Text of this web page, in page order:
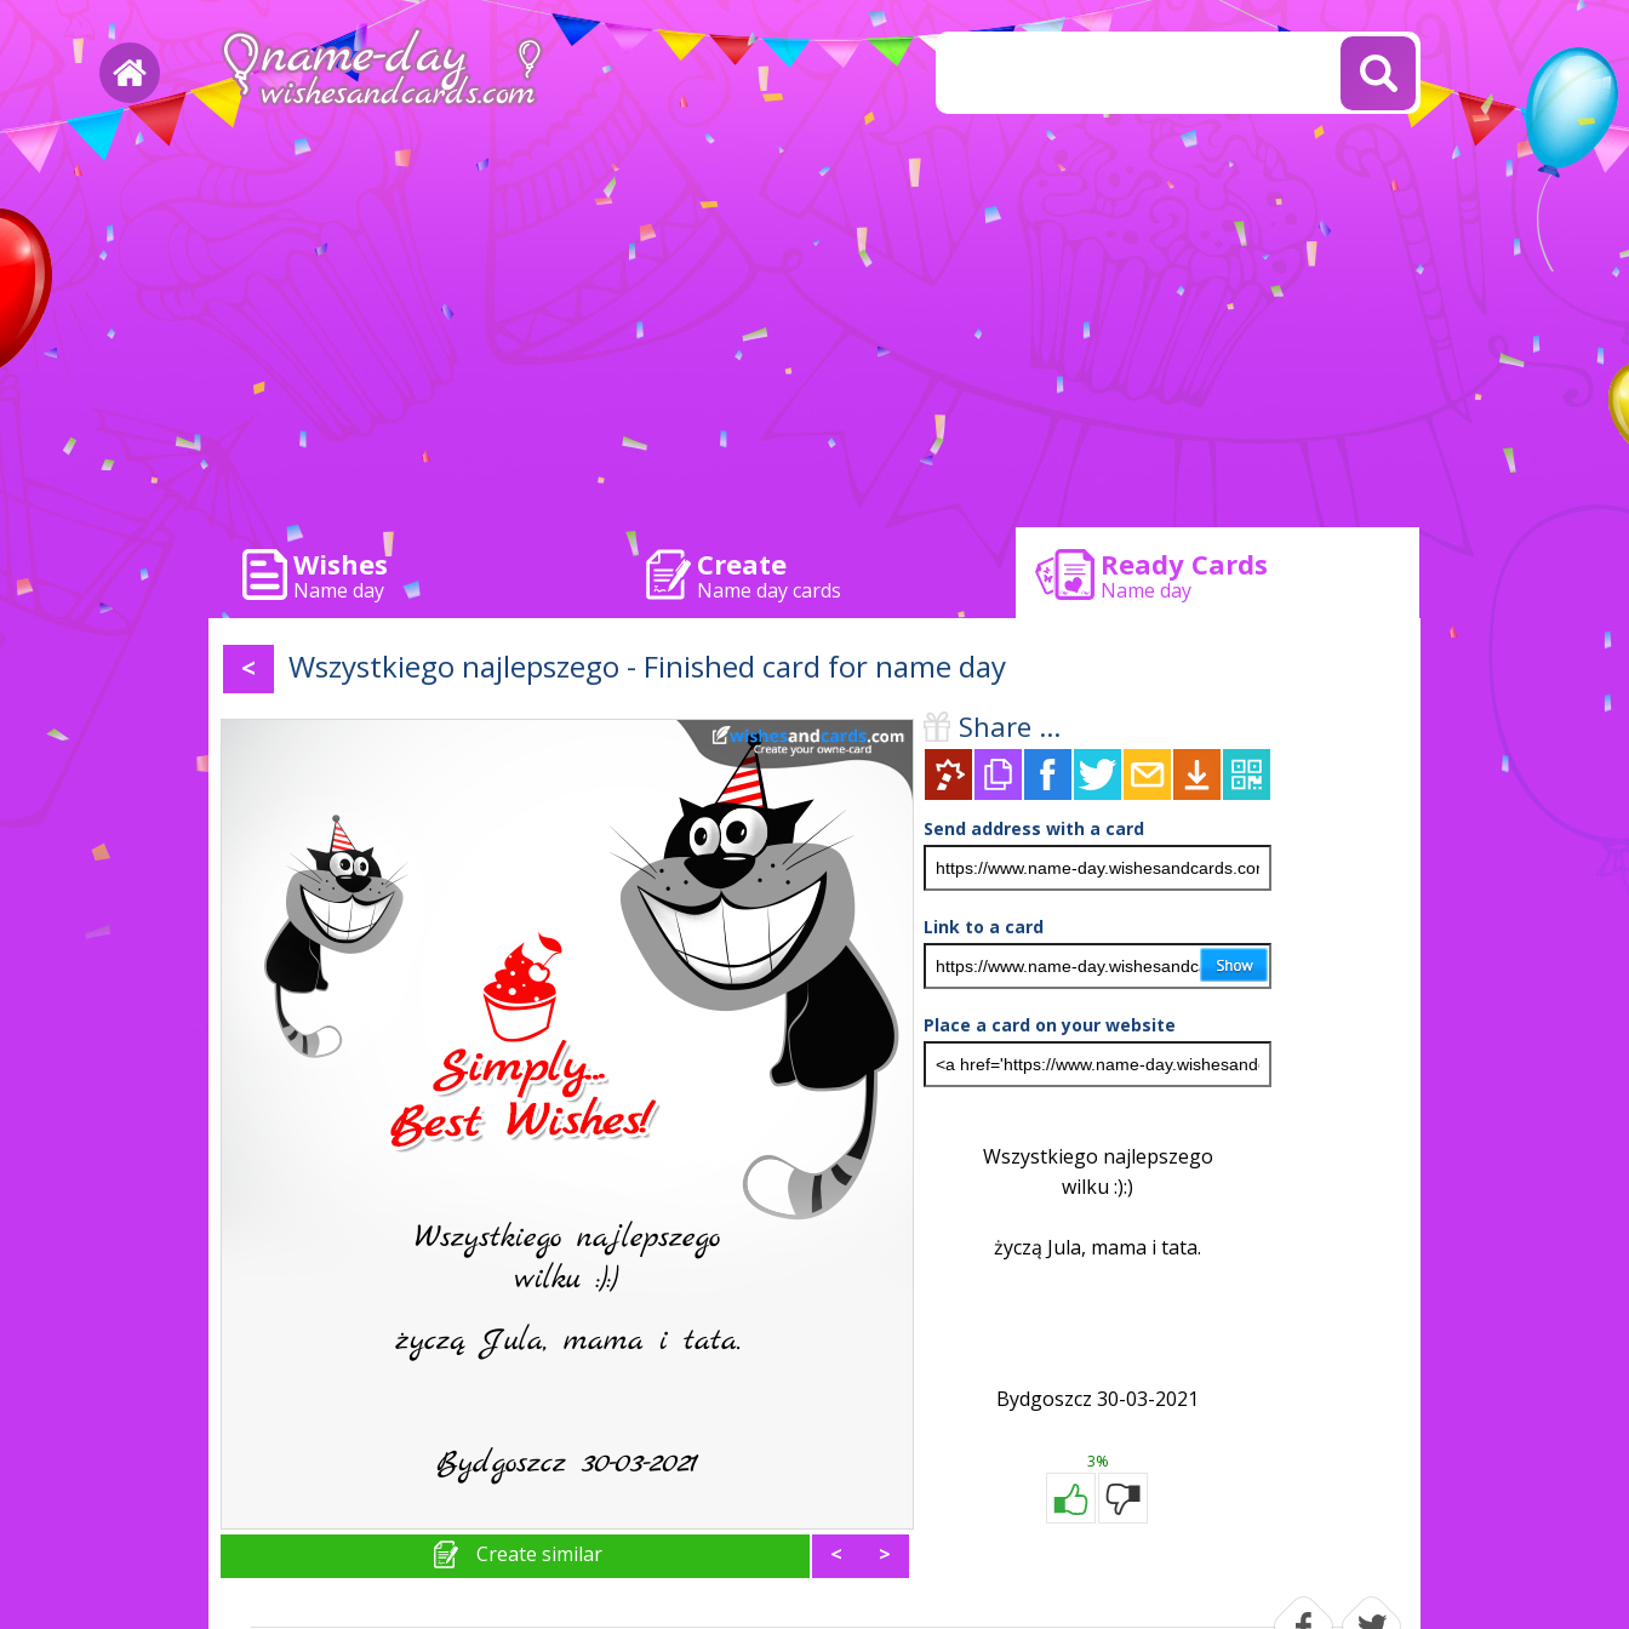
Wishes
Name day
Create
Name day cards
Ready Cards
Name day
< Wszystkiego najlepszego - Finished card for name day
Create similar < >
Share ...
Send address with a card
Link to a card
Place a card on your website
Wszystkiego najlepszego
wilku :):)
życzą Jula, mama i tata.
Bydgoszcz 30-03-2021
3%